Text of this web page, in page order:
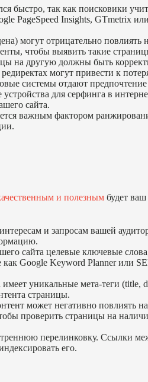
быстро, так как поисковики
PageSpeed Insights, GTmetrix
могут отрицательно повлиять
чтобы выявить такие
на другую должны быть
могут привести к
системы отдают
для серфинга в
сайта.
важным фактором
и полезным будет ваш
и запросам вашей
сайта целевые ключевые
Google Keyword Planner или
уникальные мета-теги (title,
страницы.
может негативно повлиять
проверить страницы на
перелинковку. Ссылки
его.